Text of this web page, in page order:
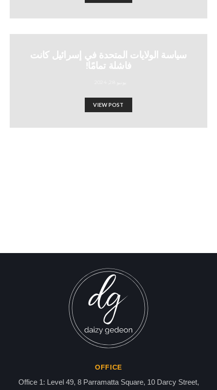
سياسة الولايات المتحدة في إسرائيل كانت
فاشلة تمامًا!
VIEW POST